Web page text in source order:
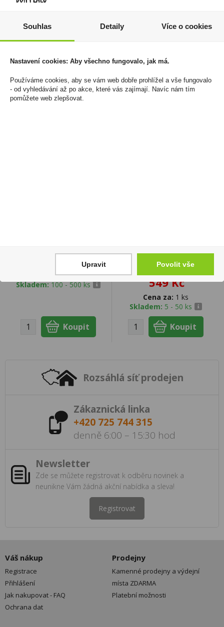
Papírky OCB Premium
272 Kč
Cena za:balení (25 ks)
Jack Daniels Fire 0,7l
569 Kč
Skladem: 5 - 50 ks
Cena za:1 ks
Skladem:100 - 500 ks
maliny a ostružiny
3000g
549 Kč
Cena za: 1 ks
Skladem: 5 - 50 ks
Rozsáhlá síť prodejen
Zákaznická linka
+420 725 744 315
denně 6:00 – 15:30 hod
Newsletter
Zde se můžete registrovat k odběru novinek a
neunikne Vám žádná akční nabídka a sleva!
Registrovat
Váš nákup
Registrace
Přihlášení
Jak nakupovat - FAQ
Ochrana dat
Prodejny
Kamenné prodejny a výdejní
místa ZDARMA
Platební možnosti
Souhlas Detaily Více o cookies
Nastavení cookies: Aby všechno fungovalo, jak má.
Používáme cookies, aby se vám web dobře prohlížel a vše fungovalo
- od vyhledávání až po akce, které vás zajímají. Navíc nám tím
pomůžete web zlepšovat.
Upravit Povolit vše